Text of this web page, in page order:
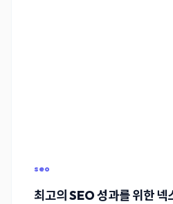
seo
최고의 SEO 성과를 위한 넥